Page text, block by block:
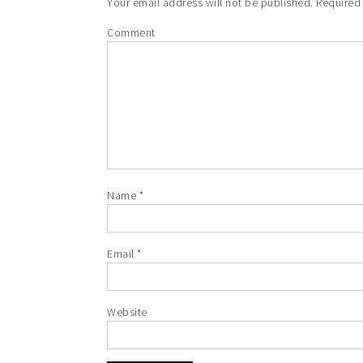
Comment
Name *
Email *
Website